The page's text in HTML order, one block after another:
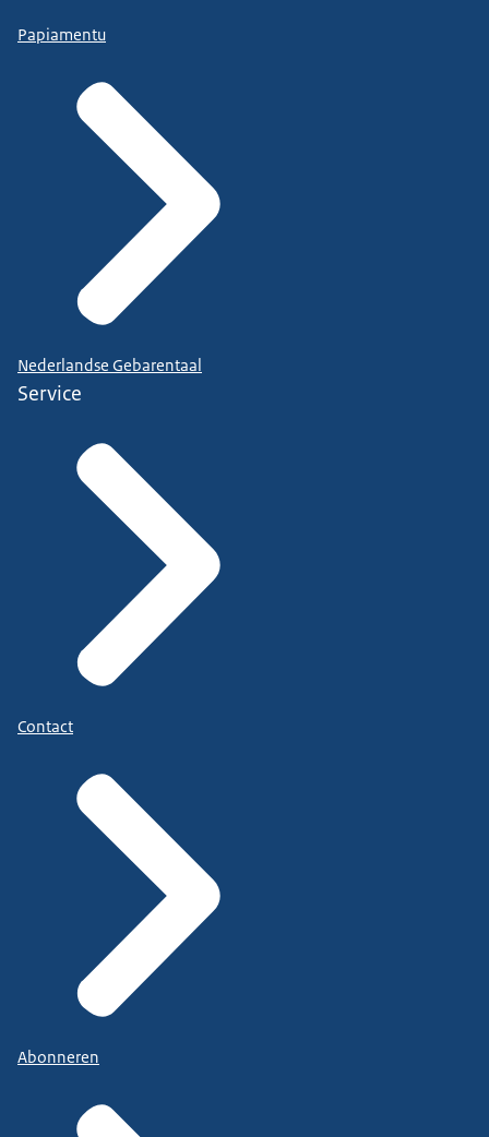
Papiamentu
Nederlandse Gebarentaal
Service
Contact
Abonneren